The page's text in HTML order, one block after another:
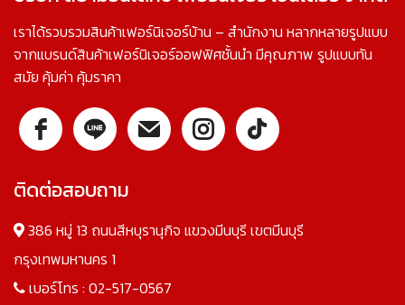
เราได้รวบรวมสินค้าเฟอร์นิเจอร์บ้าน – สำนักงาน หลากหลายรูปแบบ
จากแบรนด์สินค้าเฟอร์นิเจอร์ออฟฟิศชั้นนำ มีคุณภาพ รูปแบบทัน
สมัย คุ้มค่า คุ้มราคา
ติดต่อสอบถาม
386 หมู่ 13 ถนนสีหบุรานุกิจ แขวงมีนบุรี เขตมีนบุรี
กรุงเทพมหานคร 1
เบอร์โทร : 02-517-0567